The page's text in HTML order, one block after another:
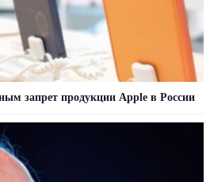
запрет продукции Apple в России